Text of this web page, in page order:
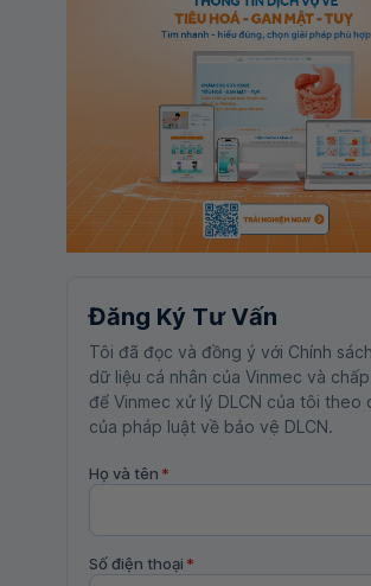
Đăng Ký Tư Vấn
Tôi đã đọc và đồng ý với Chính
dữ liệu cá nhân của Vinmec và
để Vinmec xử lý DLCN của tôi theo
của pháp luật về bảo vệ DLCN.
Họ và tên *
Số điện thoại *